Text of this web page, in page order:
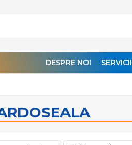
DESPRE NOI SERVICII